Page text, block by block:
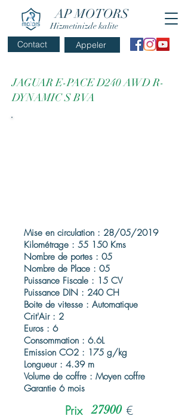
AP MOTORS
Hizmetinizde kalite
Appeler
Contact
JAGUAR E-PACE D240 AWD R-
DYNAMIC S BVA
Mise en circulation : 28/05/2019
Kilométrage : 55 150 Kms
Nombre de portes : 05
Nombre de Place : 05
Puissance Fiscale : 15 CV
Puissance DIN : 240 CH
Boite de vitesse : Automatique
Crit'Air : 2
Euros : 6
Consommation : 6.6L
Emission CO2 : 175 g/kg
Longueur : 4.39 m
Volume de coffre : Moyen coffre
Garantie 6 mois
Prix
27900 €